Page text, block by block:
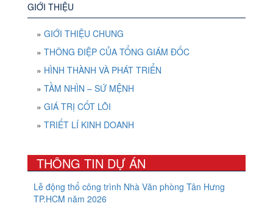
GIỚI THIỆU
» GIỚI THIỆU CHUNG
» THÔNG ĐIỆP CỦA TỔNG GIÁM ĐỐC
» HÌNH THÀNH VÀ PHÁT TRIỂN
» TẦM NHÌN – SỨ MỆNH
» GIÁ TRỊ CỐT LÕI
» TRIẾT LÍ KINH DOANH
THÔNG TIN DỰ ÁN
Lễ động thổ công trình Nhà Văn phòng Tân Hưng
TP.HCM năm 2026